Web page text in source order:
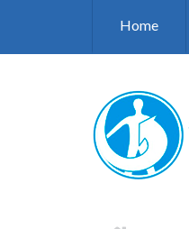
Home